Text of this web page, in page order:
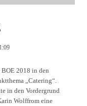
2018 in den
„Catering“.
in den Vordergrund
Wolffrom eine